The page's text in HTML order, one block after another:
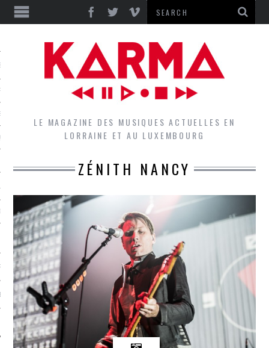
GROUPES DU LOCAL
LE LOCAL DU MAGAZINE
LE MAGAZINE DES MUSIQUES ACTUELLES EN
LORRAINE ET AU LUXEMBOURG
ZÉNITH NANCY